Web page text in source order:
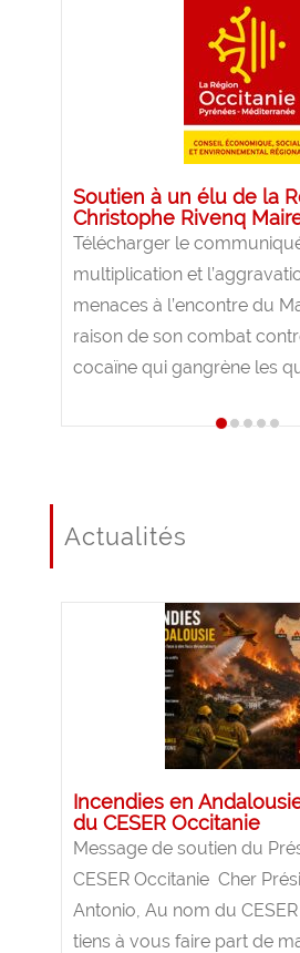
Soutien à un élu de la
Christophe Rivenq
Télécharger le
multiplication et
menaces à l’encontre du
raison de son combat
cocaïne qui gangrène les
Actualités
Incendies en
du CESER Occitanie
Message de soutien du
CESER Occitanie Cher
Antonio, Au nom du
tiens à vous faire part de